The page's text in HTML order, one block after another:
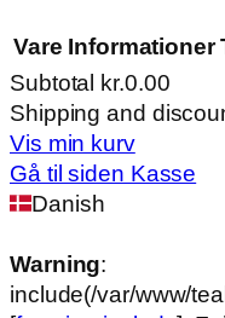
Varer
i
indkøbskurv
Vare Informationer
Subtotal kr.0.00
Shipping and
Vis min kurv
Gå til siden Kasse
Danish
Warning:
include(/var/www/